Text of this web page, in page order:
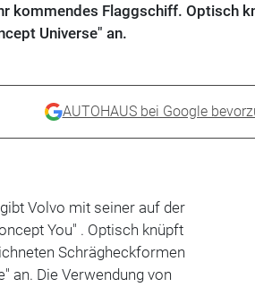
kommendes Flaggschiff. Optisch
Universe" an.
AUTOHAUS bei Google
Volvo mit seiner auf der
You" . Optisch knüpft
Schrägheckformen
an. Die Verwendung von